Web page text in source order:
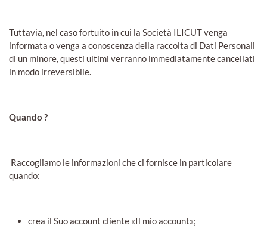
Tuttavia, nel caso fortuito in cui la Società ILICUT venga
informata o venga a conoscenza della raccolta di Dati Personali
di un minore, questi ultimi verranno immediatamente cancellati
in modo irreversibile.
Quando ?
Raccogliamo le informazioni che ci fornisce in particolare
quando:
crea il Suo account cliente «Il mio account»;